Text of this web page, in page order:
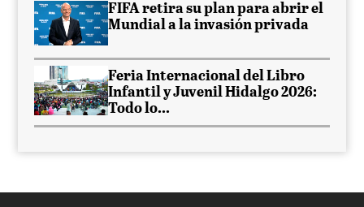
FIFA retira su plan para abrir el
Mundial a la invasión privada
Feria Internacional del Libro
Infantil y Juvenil Hidalgo 2026:
Todo lo...